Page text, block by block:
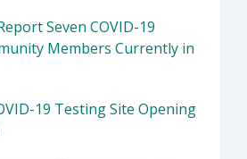
Seven COVID-19
Members Currently in
19 Testing Site Opening